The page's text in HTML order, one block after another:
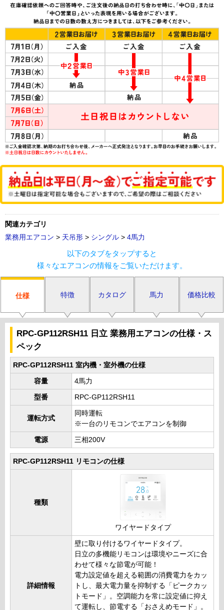
関連カテゴリ
業務用エアコン > 天吊形 > シングル > 4馬力
以下のタブをタップすると
様々なエアコンの情報をご覧いただけます。
仕様 特徴 カタログ 馬力 価格比較
RPC-GP112RSH11 日立 業務用エアコンの仕様・ス
ペック
RPC-GP112RSH11 室内機・室外機の仕様
容量 4馬力
型番 RPC-GP112RSH11
運転方式
同時運転
※一台のリモコンでエアコンを制御
電源 三相200V
RPC-GP112RSH11 リモコンの仕様
種類
ワイヤードタイプ
詳細情報
壁に取り付けるワイヤードタイプ。
日立の多機能リモコンは環境やニーズに合
わせて様々な節電が可能！
電力設定値を超える範囲の消費電力をカッ
トし、最大電力量を抑制する「ピークカッ
トモード」。空調能力を常に設定値に抑え
て運転し、節電する「おさえめモード」。